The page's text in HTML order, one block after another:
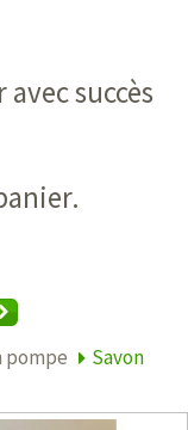
succès
pompe
Savon